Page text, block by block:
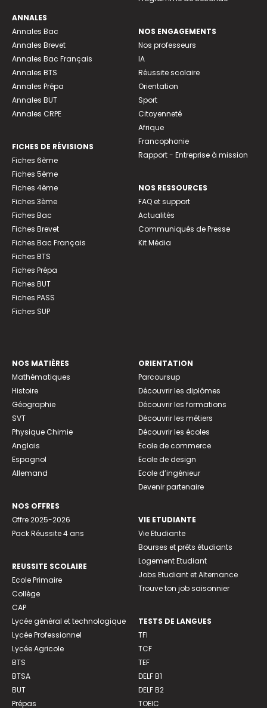
ANNALES
Annales Bac
Annales Brevet
Annales Bac Français
Annales BTS
Annales Prépa
Annales BUT
Annales CRPE
FICHES DE RÉVISIONS
Fiches 6ème
Fiches 5ème
Fiches 4ème
Fiches 3ème
Fiches Bac
Fiches Brevet
Fiches Bac Français
Fiches BTS
Fiches Prépa
Fiches BUT
Fiches PASS
Fiches SUP
NOS ENGAGEMENTS
Nos professeurs
IA
Réussite scolaire
Orientation
Sport
Citoyenneté
Afrique
Francophonie
Rapport - Entreprise à mission
NOS RESSOURCES
FAQ et support
Actualités
Communiqués de Presse
Kit Média
NOS MATIÈRES
Mathématiques
Histoire
Géographie
SVT
Physique Chimie
Anglais
Espagnol
Allemand
NOS OFFRES
Offre 2025-2026
Pack Réussite 4 ans
REUSSITE SCOLAIRE
Ecole Primaire
Collège
CAP
Lycée général et technologique
Lycée Professionnel
Lycée Agricole
BTS
BTSA
BUT
Prépas
ORIENTATION
Parcoursup
Découvrir les diplômes
Découvrir les formations
Découvrir les métiers
Découvrir les écoles
Ecole de commerce
Ecole de design
Ecole d’ingénieur
Devenir partenaire
VIE ETUDIANTE
Vie Etudiante
Bourses et prêts étudiants
Logement Etudiant
Jobs Etudiant et Alternance
Trouve ton job saisonnier
TESTS DE LANGUES
TFI
TCF
TEF
DELF B1
DELF B2
TOEIC